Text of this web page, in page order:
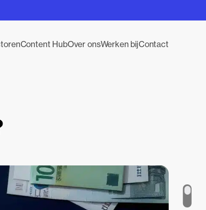
Content HubOver onsWerken bijContact